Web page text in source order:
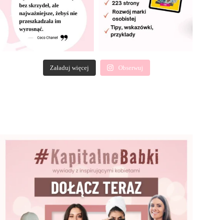
Załaduj więcej Obserwuj